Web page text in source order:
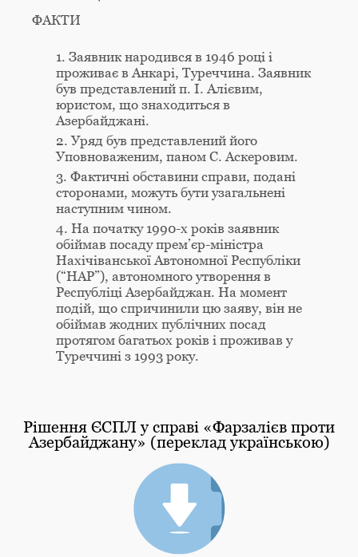
ФАКТИ
Заявник народився в 1946 році і
проживає в Анкарі, Туреччина. Заявник
був представлений п. І. Алієвим,
юристом, що знаходиться в
Азербайджані.
Уряд був представлений його
Уповноваженим, паном С. Аскеровим.
Фактичні обставини справи, подані
сторонами, можуть бути узагальнені
наступним чином.
На початку 1990-х років заявник
обіймав посаду прем’єр-міністра
Нахічіванської Автономної Республіки
(“НАР”), автономного утворення в
Республіці Азербайджан. На момент
подій, що спричинили цю заяву, він не
обіймав жодних публічних посад
протягом багатьох років і проживав у
Туреччині з 1993 року.
Рішення ЄСПЛ у справі «Фарзалієв проти
Азербайджану» (переклад українською)